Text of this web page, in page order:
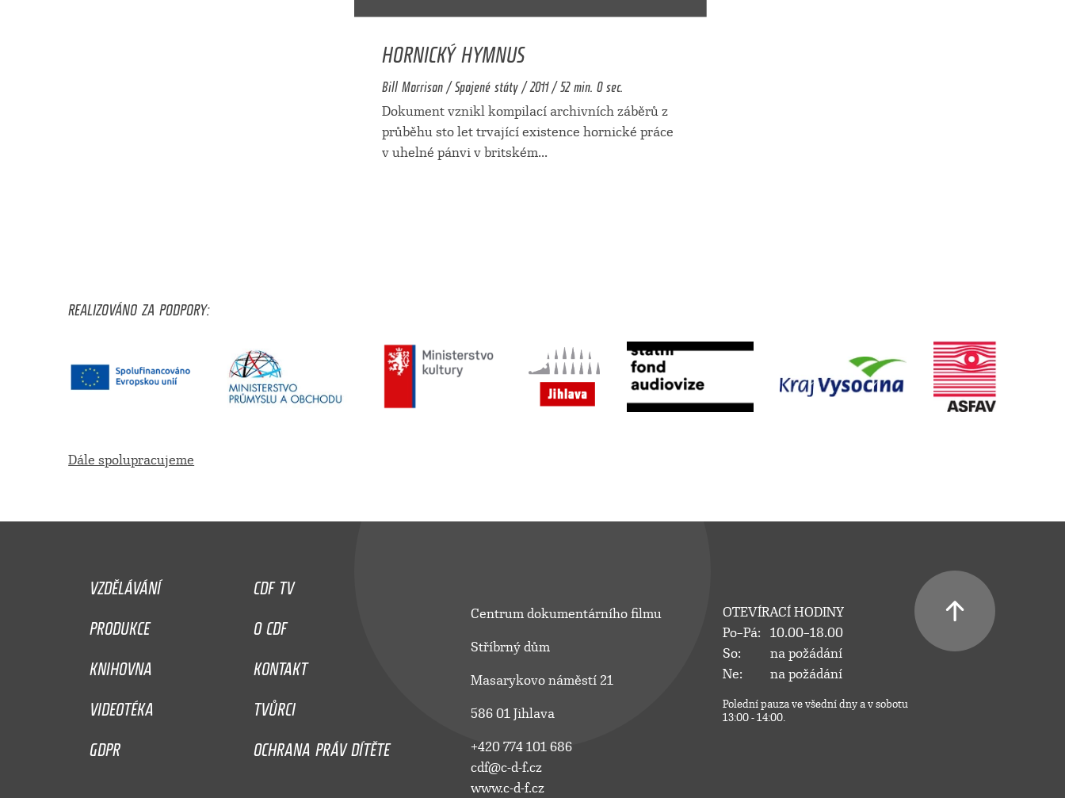
HORNICKÝ HYMNUS
Bill Morrison / Spojené státy / 2011 / 52 min. 0 sec.
Dokument vznikl kompilací archivních záběrů z
průběhu sto let trvající existence hornické práce
v uhelné pánvi v britském...
REALIZOVÁNO ZA PODPORY:
Dále spolupracujeme
VZDĚLÁVÁNÍ
CDF TV
PRODUKCE
O CDF
KNIHOVNA
KONTAKT
VIDEOTÉKA
TVŮRCI
GDPR
OCHRANA PRÁV DÍTĚTE
Centrum dokumentárního filmu
Stříbrný dům
Masarykovo náměstí 21
586 01 Jihlava
+420 774 101 686
cdf@c-d-f.cz
www.c-d-f.cz
OTEVÍRACÍ HODINY
Po–Pá:
10.00–18.00
So:
na požádání
Ne:
na požádání
Polední pauza ve všední dny a v sobotu
13:00 - 14:00.